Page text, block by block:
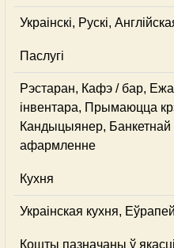
Украінскі, Рускі,
Паслугі
Рэстаран, Кафэ / бар,
інвентара, Прымаюцца
Кандыцыянер, Банкетнай
афармленне
Кухня
Украінская кухня,
Кошты пазначаны ў